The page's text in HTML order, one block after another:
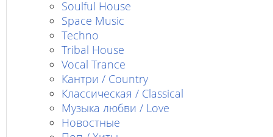
Soulful House
Space Music
Techno
Tribal House
Vocal Trance
Кантри / Country
Классическая / Classical
Музыка любви / Love
Новостные